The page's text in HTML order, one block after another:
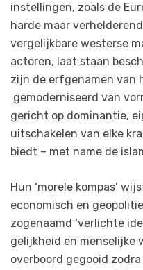
instellingen, zoals de
harde maar
vergelijkbare westerse
actoren, laat staan
zijn de erfgenamen van
gemoderniseerd van
gericht op dominantie,
uitschakelen van elke
biedt – met name de
Hun ‘morele kompas’
economisch en
zogenaamd ‘verlichte
gelijkheid en menselijke
overboord gegooid